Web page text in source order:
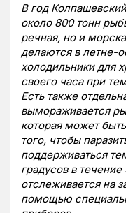
В год
около 800 тонн
речная, но и
делаются в летне-
холодильники для
своего часа при
Есть также
вымораживается
которая может
того, чтобы
поддерживаться
градусов в
отслеживается на
помощью